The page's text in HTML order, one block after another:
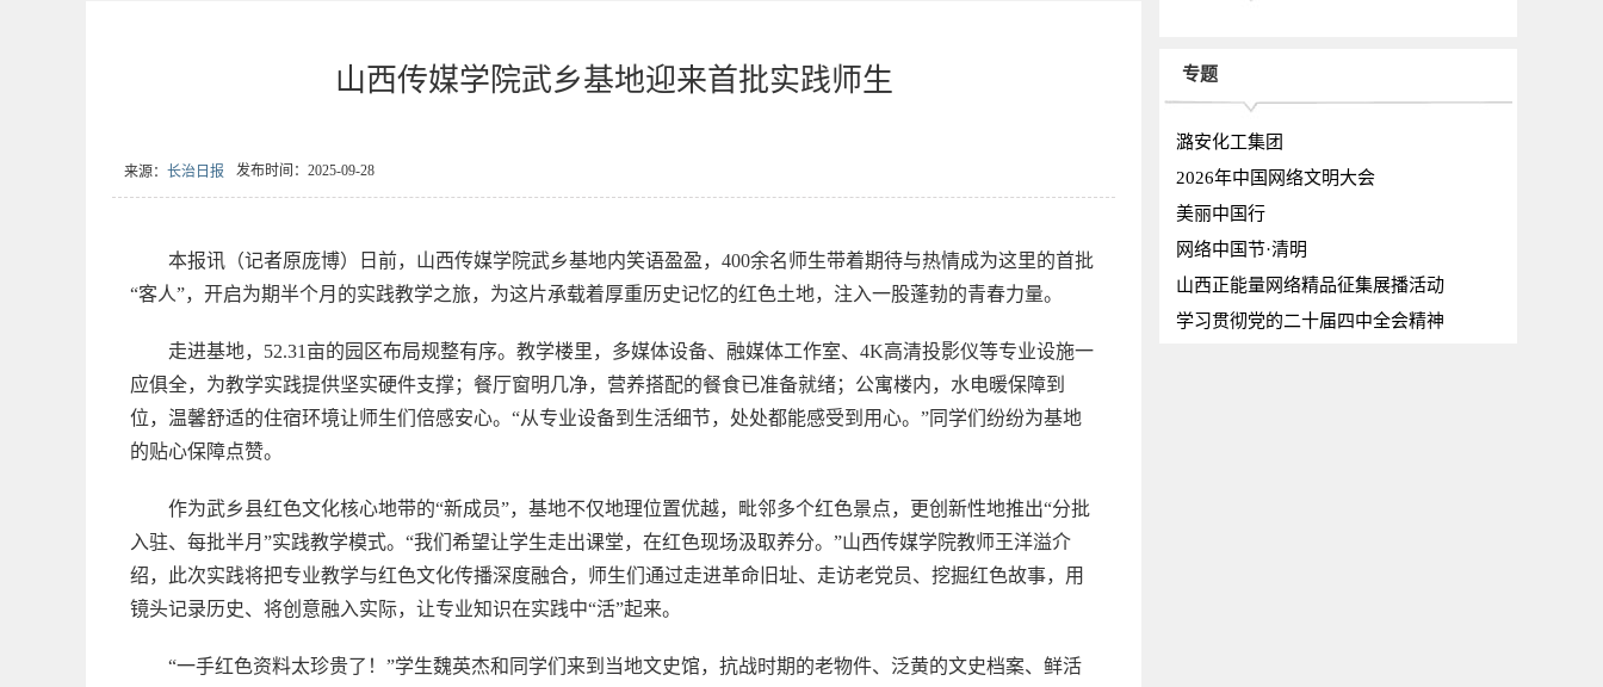
山西传媒学院武乡基地迎来首批实践师生
来源： 长治日报 发布时间：2025-09-28
本报讯（记者原庞博）日前，山西传媒学院武乡基地内笑语盈盈，400余名师生带着期待与热情成为这里的首批
“客人”，开启为期半个月的实践教学之旅，为这片承载着厚重历史记忆的红色土地，注入一股蓬勃的青春力量。
走进基地，52.31亩的园区布局规整有序。教学楼里，多媒体设备、融媒体工作室、4K高清投影仪等专业设施一
应俱全，为教学实践提供坚实硬件支撑；餐厅窗明几净，营养搭配的餐食已准备就绪；公寓楼内，水电暖保障到
位，温馨舒适的住宿环境让师生们倍感安心。“从专业设备到生活细节，处处都能感受到用心。”同学们纷纷为基地
的贴心保障点赞。
作为武乡县红色文化核心地带的“新成员”，基地不仅地理位置优越，毗邻多个红色景点，更创新性地推出“分批
入驻、每批半月”实践教学模式。“我们希望让学生走出课堂，在红色现场汲取养分。”山西传媒学院教师王洋溢介
绍，此次实践将把专业教学与红色文化传播深度融合，师生们通过走进革命旧址、走访老党员、挖掘红色故事，用
镜头记录历史、将创意融入实际，让专业知识在实践中“活”起来。
“一手红色资料太珍贵了！”学生魏英杰和同学们来到当地文史馆，抗战时期的老物件、泛黄的文史档案、鲜活
专题
潞安化工集团
2026年中国网络文明大会
美丽中国行
网络中国节·清明
山西正能量网络精品征集展播活动
学习贯彻党的二十届四中全会精神